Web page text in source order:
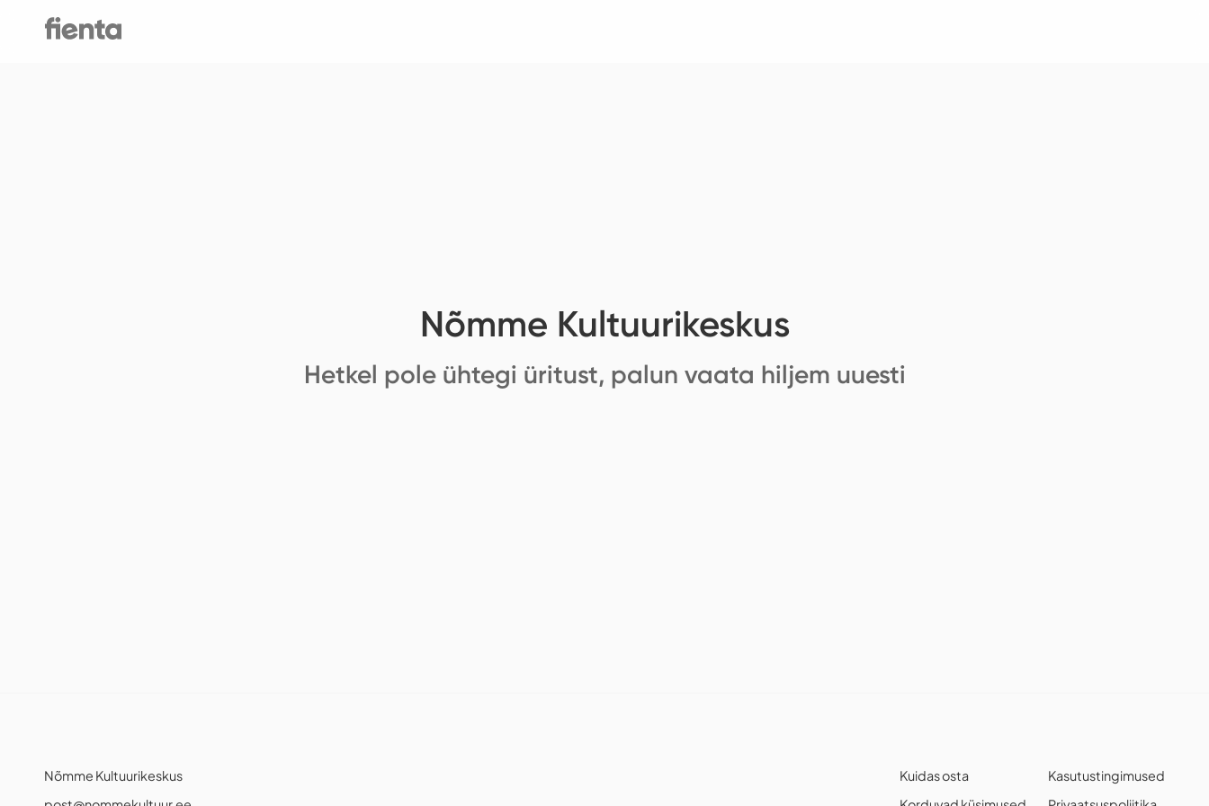
Nõmme Kultuurikeskus
Hetkel pole ühtegi üritust, palun vaata hiljem uuesti
Nõmme Kultuurikeskus
Kuidas osta
Kasutustingimused